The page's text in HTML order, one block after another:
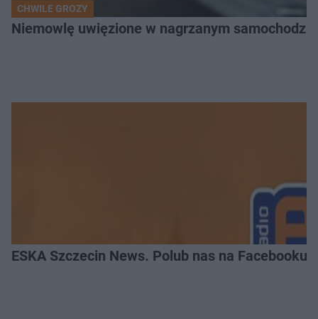
CHWILE GROZY
Niemowlę uwięzione w nagrzanym
ESKA Szczecin News. Polub nas na Facebooku!